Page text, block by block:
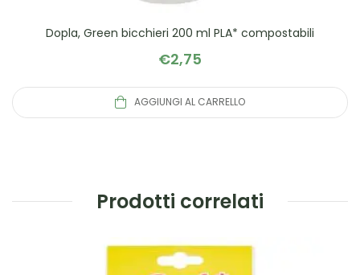
Dopla, Green bicchieri 200 ml PLA* compostabili
€2,75
AGGIUNGI AL CARRELLO
Prodotti correlati